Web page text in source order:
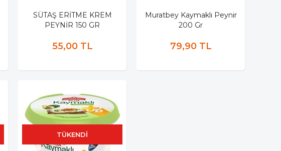
SÜTAŞ ERİTME KREM
PEYNİR 150 GR
55,00 TL
Muratbey Kaymaklı Peynir
200 Gr
79,90 TL
TÜKENDI